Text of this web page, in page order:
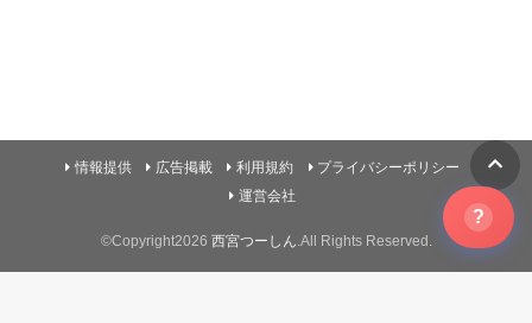
情報提供 広告掲載 利用規約
プライバシーポリシー
運営会社
©Copyright2026 西宮つーしん .All Rights Reserved.
?